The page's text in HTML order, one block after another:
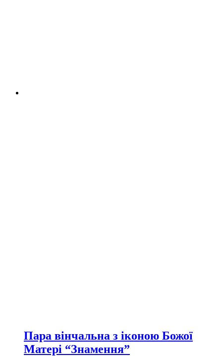
Пара вінчальна з іконою Божої
Матері “Знамення”